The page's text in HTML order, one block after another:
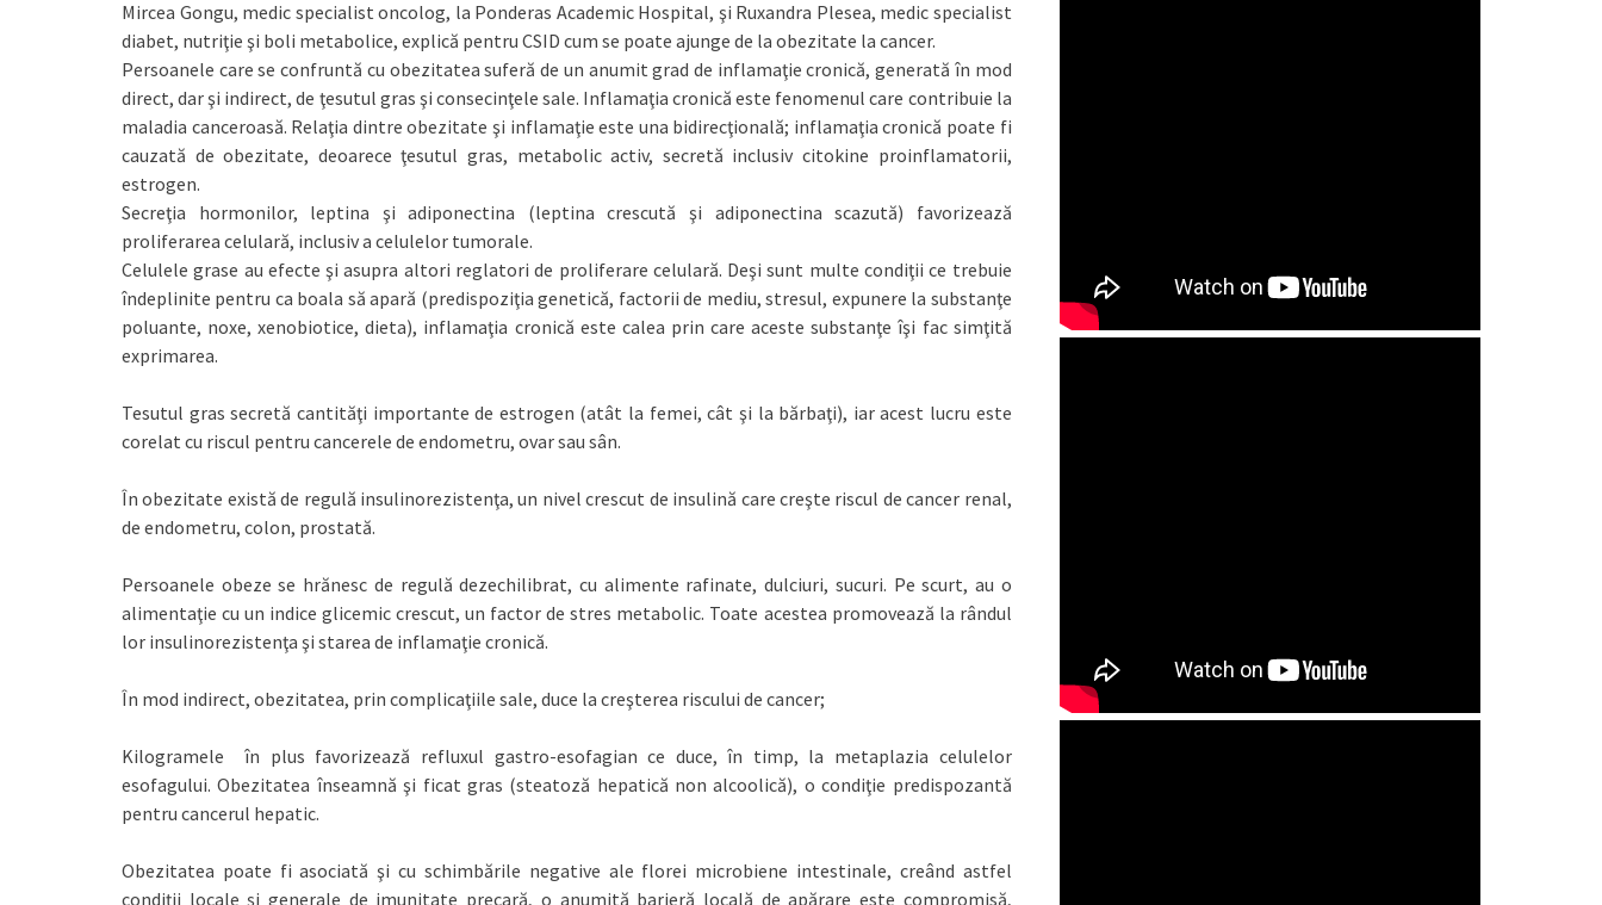
Mircea Gongu, medic specialist oncolog, la Ponderas Academic Hospital, şi Ruxandra Plesea, medic specialist
diabet, nutriţie şi boli metabolice, explică pentru CSID cum se poate ajunge de la obezitate la cancer.
Persoanele care se confruntă cu obezitatea suferă de un anumit grad de inflamaţie cronică, generată în mod
direct, dar şi indirect, de ţesutul gras şi consecinţele sale. Inflamaţia cronică este fenomenul care contribuie la
maladia canceroasă. Relaţia dintre obezitate şi inflamaţie este una bidirecţională; inflamaţia cronică poate fi
cauzată de obezitate, deoarece ţesutul gras, metabolic activ, secretă inclusiv citokine proinflamatorii,
estrogen.
Secreţia hormonilor, leptina şi adiponectina (leptina crescută şi adiponectina scazută) favorizează
proliferarea celulară, inclusiv a celulelor tumorale.
Celulele grase au efecte şi asupra altori reglatori de proliferare celulară. Deşi sunt multe condiţii ce trebuie
îndeplinite pentru ca boala să apară (predispoziţia genetică, factorii de mediu, stresul, expunere la substanţe
poluante, noxe, xenobiotice, dieta), inflamaţia cronică este calea prin care aceste substanţe îşi fac simţită
exprimarea.
Tesutul gras secretă cantităţi importante de estrogen (atât la femei, cât şi la bărbaţi), iar acest lucru este
corelat cu riscul pentru cancerele de endometru, ovar sau sân.
În obezitate există de regulă insulinorezistenţa, un nivel crescut de insulină care creşte riscul de cancer renal,
de endometru, colon, prostată.
Persoanele obeze se hrănesc de regulă dezechilibrat, cu alimente rafinate, dulciuri, sucuri. Pe scurt, au o
alimentaţie cu un indice glicemic crescut, un factor de stres metabolic. Toate acestea promovează la rândul
lor insulinorezistenţa şi starea de inflamaţie cronică.
În mod indirect, obezitatea, prin complicaţiile sale, duce la creşterea riscului de cancer;
Kilogramele în plus favorizează refluxul gastro-esofagian ce duce, în timp, la metaplazia celulelor
esofagului. Obezitatea înseamnă şi ficat gras (steatoză hepatică non alcoolică), o condiţie predispozantă
pentru cancerul hepatic.
Obezitatea poate fi asociată şi cu schimbările negative ale florei microbiene intestinale, creând astfel
condiţii locale şi generale de imunitate precară, o anumită barieră locală de apărare este compromisă,